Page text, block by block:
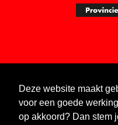
Deze website maakt
voor een goede
op akkoord? Dan stem
Digitale